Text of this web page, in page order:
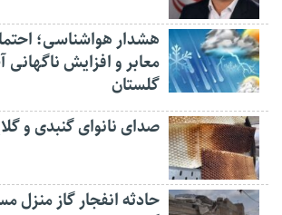
هشدار هواشناسی؛
معابر و افزایش
گلستان
صدای نانوای گنبدی و
حادثه انفجار گاز منزل